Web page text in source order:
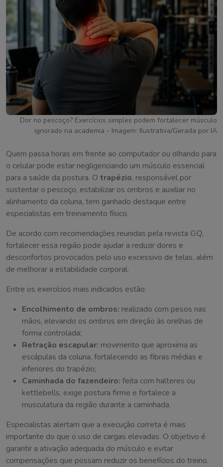
Dor no pescoço? Exercícios simples podem fortalecer músculo
ignorado na academia - Imagem: Ilustrativa/Gerada por IA
Quem passa horas em frente ao computador ou olhando para
o celular pode estar negligenciando um músculo essencial
para a saúde da postura. O trapézio, responsável por
sustentar o pescoço, estabilizar os ombros e auxiliar no
alinhamento da coluna, tem ganhado destaque entre
especialistas em treinamento físico.
De acordo com recomendações reunidas pela revista GQ,
fortalecer essa região pode ajudar a reduzir dores e
desconfortos provocados pelo uso excessivo de telas, além
de melhorar a estabilidade corporal.
Entre os exercícios mais indicados estão:
Encolhimento de ombros: realizado com pesos nas
mãos, elevando os ombros em direção às orelhas de
forma controlada;
Retração escapular: movimento que aproxima as
escápulas da coluna, fortalecendo as fibras médias e
inferiores do trapézio;
Caminhada do fazendeiro: feita com halteres ou
kettlebells, exige postura firme e fortalece a
musculatura da região durante a caminhada.
Especialistas alertam que a execução correta é mais
importante do que o uso de cargas elevadas. O objetivo é
garantir a ativação adequada do músculo e evitar
compensações que possam reduzir os benefícios do treino.